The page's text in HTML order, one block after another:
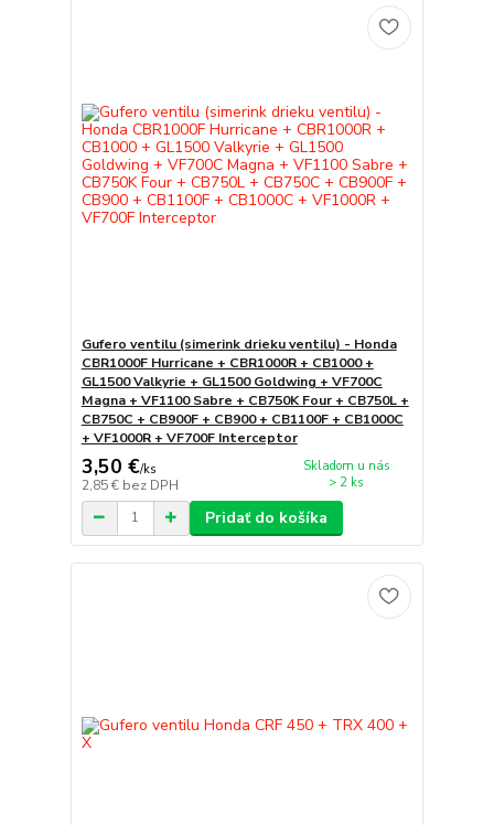
Gufero ventilu (simerink drieku ventilu) - Honda
CBR1000F Hurricane + CBR1000R + CB1000 +
GL1500 Valkyrie + GL1500 Goldwing + VF700C
Magna + VF1100 Sabre + CB750K Four + CB750L +
CB750C + CB900F + CB900 + CB1100F + CB1000C
+ VF1000R + VF700F Interceptor
3,50 €/ks
2,85 € bez DPH
Skladom u nás
> 2 ks
Pridať do košíka